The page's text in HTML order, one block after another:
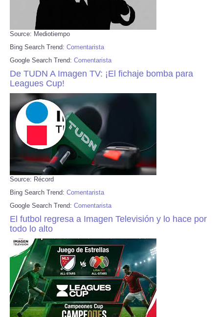
Source: Mediotiempo
Bing Search Trend: Comentarista
Google Search Trend: Comentarista
De TUDN A Imagen TV: ¡El fichaje bomba para
Leagues Cup!
Source: Récord
Bing Search Trend: Comentarista
Google Search Trend: Comentarista
El futbol regresa a Imagen Televisión y lo hace por
todo lo alto